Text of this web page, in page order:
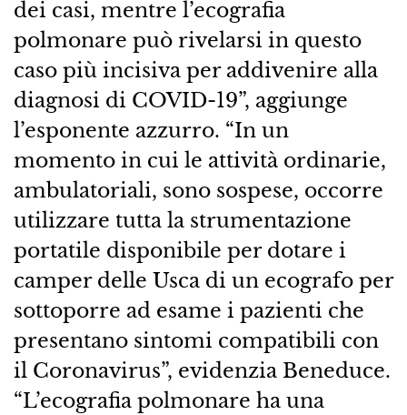
dei casi, mentre l’ecografia
polmonare può rivelarsi in questo
caso più incisiva per addivenire alla
diagnosi di COVID-19”, aggiunge
l’esponente azzurro. “In un
momento in cui le attività ordinarie,
ambulatoriali, sono sospese, occorre
utilizzare tutta la strumentazione
portatile disponibile per dotare i
camper delle Usca di un ecografo per
sottoporre ad esame i pazienti che
presentano sintomi compatibili con
il Coronavirus”, evidenzia Beneduce.
“L’ecografia polmonare ha una